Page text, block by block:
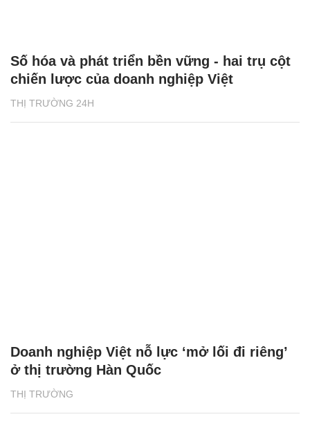
THỊ TRƯỜNG 24H
Số hóa và phát triển bền vững - hai trụ cột
chiến lược của doanh nghiệp Việt
THỊ TRƯỜNG
Doanh nghiệp Việt nỗ lực ‘mở lối đi riêng’
ở thị trường Hàn Quốc